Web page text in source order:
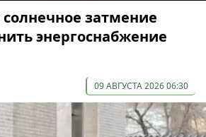
затмение
энергоснабжение
09 АВГУСТА 2026 06:30